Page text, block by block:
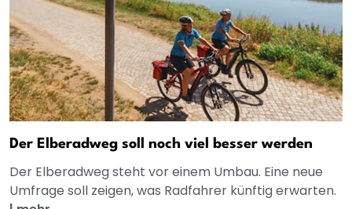
Der Elberadweg soll noch viel besser werden
Der Elberadweg steht vor einem Umbau. Eine neue
Umfrage soll zeigen, was Radfahrer künftig erwarten.